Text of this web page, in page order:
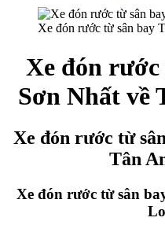
Xe đón rước từ sân bay
Xe đón
Sơn Nhất về
Xe đón rước từ
Tân
Xe đón rước từ sân